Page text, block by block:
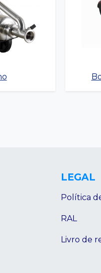
LEGAL
Política
RAL
Livro de